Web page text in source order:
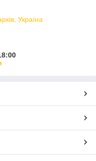
Україна